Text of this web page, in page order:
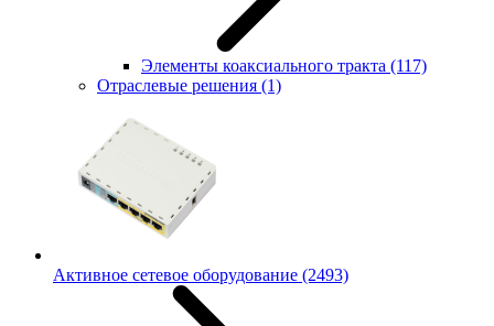
Элементы коаксиального тракта (117)
Отраслевые решения (1)
Активное сетевое оборудование (2493)